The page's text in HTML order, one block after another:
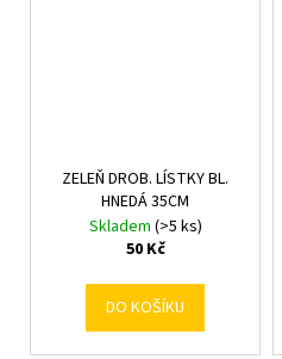
ZELEŇ DROB. LÍSTKY BL.
HNEDÁ 35CM
Skladem (>5 ks)
50 Kč
DO KOŠÍKU